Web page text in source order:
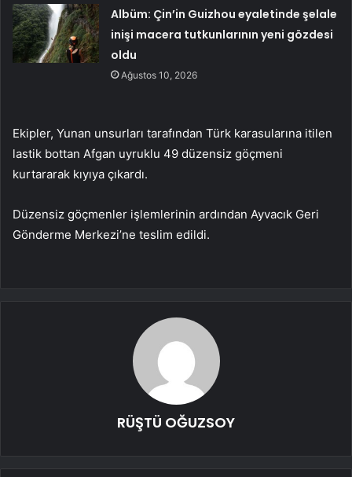
Albüm: Çin’in Guizhou eyaletinde şelale
inişi macera tutkunlarının yeni gözdesi
oldu
Ağustos 10, 2026
Ekipler, Yunan unsurları tarafından Türk karasularına itilen
lastik bottan Afgan uyruklu 49 düzensiz göçmeni
kurtararak kıyıya çıkardı.
Düzensiz göçmenler işlemlerinin ardından Ayvacık Geri
Gönderme Merkezi’ne teslim edildi.
RÜŞTÜ OĞUZSOY